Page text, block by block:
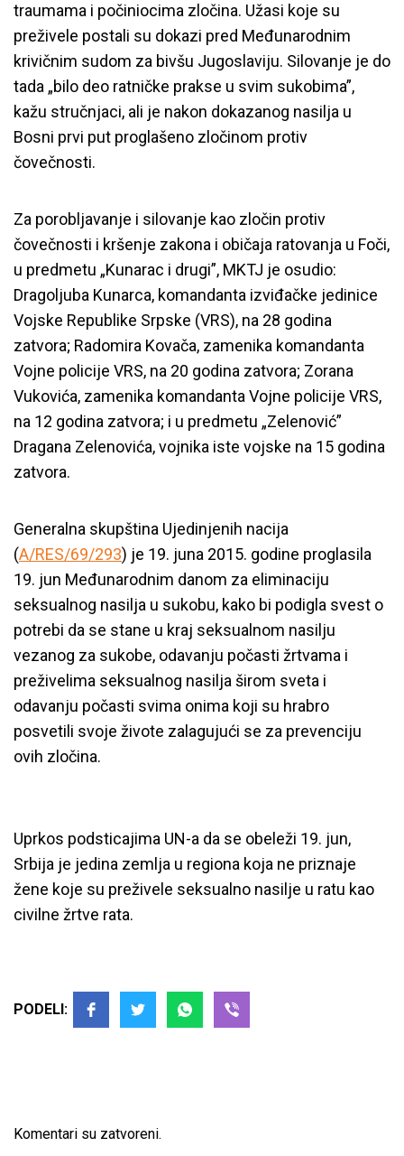
traumama i počiniocima zločina. Užasi koje su
preživele postali su dokazi pred Međunarodnim
krivičnim sudom za bivšu Jugoslaviju. Silovanje je do
tada „bilo deo ratničke prakse u svim sukobima”,
kažu stručnjaci, ali je nakon dokazanog nasilja u
Bosni prvi put proglašeno zločinom protiv
čovečnosti.
Za porobljavanje i silovanje kao zločin protiv
čovečnosti i kršenje zakona i običaja ratovanja u Foči,
u predmetu „Kunarac i drugi”, MKTJ je osudio:
Dragoljuba Kunarca, komandanta izviđačke jedinice
Vojske Republike Srpske (VRS), na 28 godina
zatvora; Radomira Kovača, zamenika komandanta
Vojne policije VRS, na 20 godina zatvora; Zorana
Vukovića, zamenika komandanta Vojne policije VRS,
na 12 godina zatvora; i u predmetu „Zelenović”
Dragana Zelenovića, vojnika iste vojske na 15 godina
zatvora.
Generalna skupština Ujedinjenih nacija
(A/RES/69/293) je 19. juna 2015. godine proglasila
19. jun Međunarodnim danom za eliminaciju
seksualnog nasilja u sukobu, kako bi podigla svest o
potrebi da se stane u kraj seksualnom nasilju
vezanog za sukobe, odavanju počasti žrtvama i
preživelima seksualnog nasilja širom sveta i
odavanju počasti svima onima koji su hrabro
posvetili svoje živote zalagujući se za prevenciju
ovih zločina.
Uprkos podsticajima UN-a da se obeleži 19. jun,
Srbija je jedina zemlja u regiona koja ne priznaje
žene koje su preživele seksualno nasilje u ratu kao
civilne žrtve rata.
PODELI:
Komentari su zatvoreni.